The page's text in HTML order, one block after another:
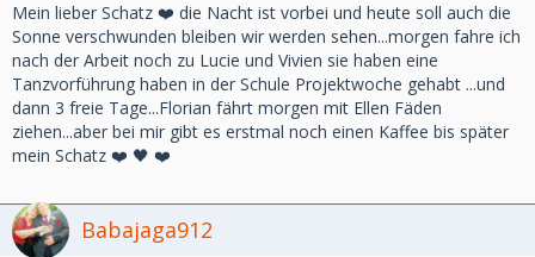
Mein lieber Schatz ❤️ die Nacht ist vorbei und heute soll auch die
Sonne verschwunden bleiben wir werden sehen...morgen fahre ich
nach der Arbeit noch zu Lucie und Vivien sie haben eine
Tanzvorführung haben in der Schule Projektwoche gehabt ...und
dann 3 freie Tage...Florian fährt morgen mit Ellen Fäden
ziehen...aber bei mir gibt es erstmal noch einen Kaffee bis später
mein Schatz ❤️ 🖤 ❤️
Babajaga912